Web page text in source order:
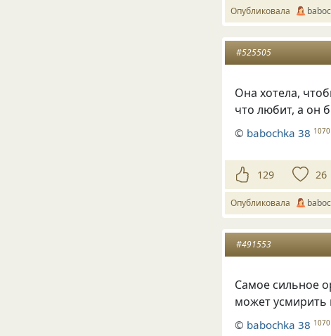
Опубликовала
#525505
Она хотела,
что любит, а он
© babochka 38 1070
129 26
Опубликовала
#491553
Самое сильное
может усмирить
© babochka 38 1070